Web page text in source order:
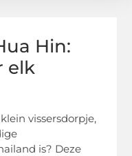
Hin:
elk
vissersdorpje,
is? Deze